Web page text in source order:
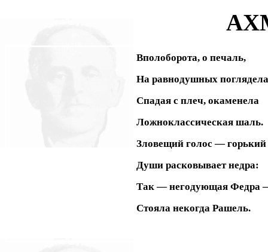
Вполоборота, о печаль,
На равнодушных
Спадая с плеч, окаменела
Ложноклассическая шаль.
Зловещий голос —
Души расковывает недра:
Так — негодующая Федра
Стояла некогда Рашель.